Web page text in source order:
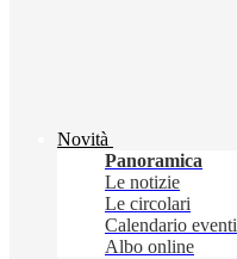
Novità
Panoramica
Le notizie
Le circolari
Calendario eventi
Albo online